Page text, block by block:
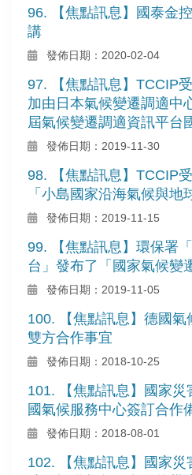
96. 【焦點訊息】國泰金
講
發佈日期：2020-02-04
97. 【焦點訊息】TCCIP
加由日本氣候變遷調適中
屆氣候變遷調適資訊平台
發佈日期：2019-11-30
98. 【焦點訊息】TCCIP
「小島國家沿海氣候與地
發佈日期：2019-11-15
99. 【焦點訊息】環保署
台」發布了「國家氣候變
發佈日期：2019-11-05
100. 【焦點訊息】德國氣
雙方合作事宜
發佈日期：2018-10-25
101. 【焦點訊息】國家
國氣候服務中心簽訂合作
發佈日期：2018-08-01
102. 【焦點訊息】國家災